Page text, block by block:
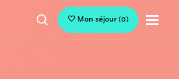
Mon séjour(0)